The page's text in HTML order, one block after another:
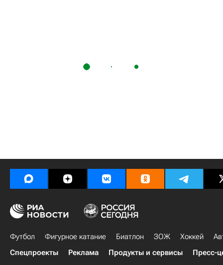
Футбол Фигурное катание Биатлон ЗОЖ Хоккей
Спецпроекты
Реклама Продукты и сервисы Пресс-